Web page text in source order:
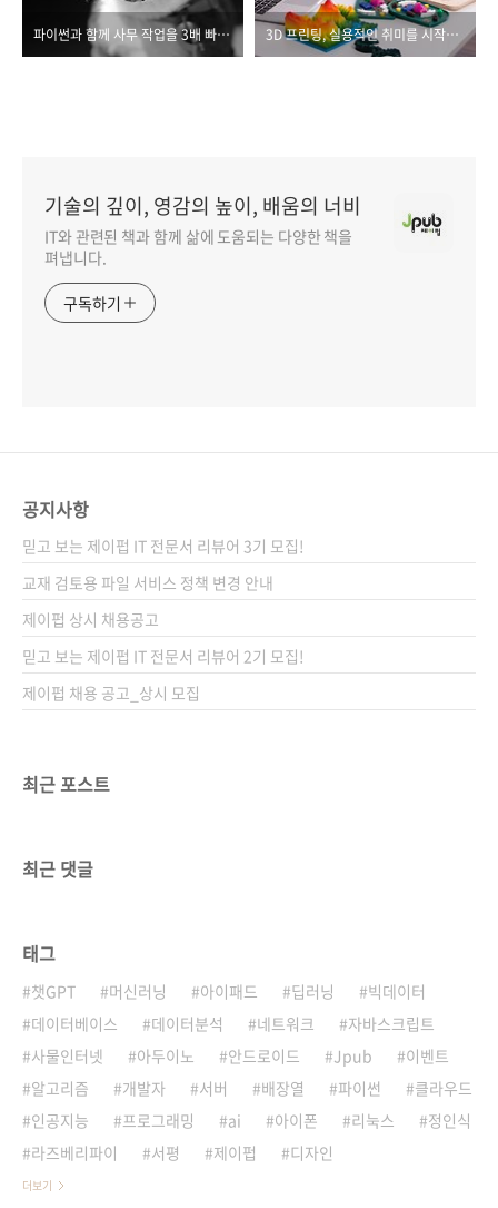
파이썬과 함께 사무 작업을 3배 빠르게 3D 프린팅, 실용적인 취미를 시작하세요
기술의 깊이, 영감의 높이, 배움의 너비
IT와 관련된 책과 함께 삶에 도움되는 다양한 책을
펴냅니다.
구독하기
공지사항
믿고 보는 제이펍 IT 전문서 리뷰어 3기 모집!
교재 검토용 파일 서비스 정책 변경 안내
제이펍 상시 채용공고
믿고 보는 제이펍 IT 전문서 리뷰어 2기 모집!
제이펍 채용 공고_상시 모집
최근 포스트
최근 댓글
태그
챗GPT 머신러닝 아이패드 딥러닝
빅데이터
데이터베이스
데이터분석 네트워크
자바스크립트
사물인터넷
아두이노 안드로이드 Jpub
이벤트
알고리즘
개발자 서버 배장열 파이썬
클라우드
인공지능
프로그래밍 ai 아이폰 리눅스
정인식
라즈베리파이
서평 제이펍 디자인
더보기